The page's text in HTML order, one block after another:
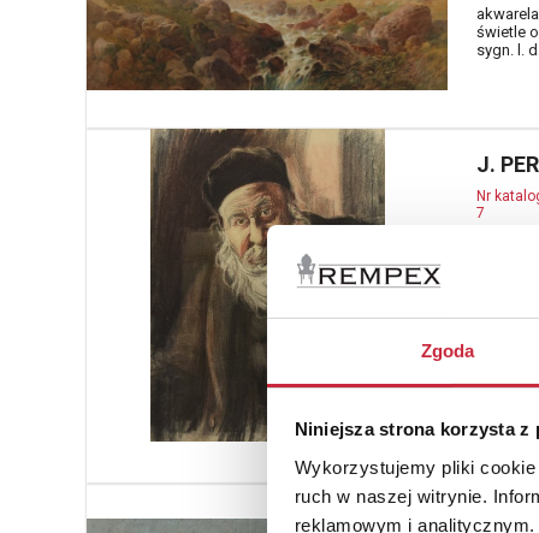
Zgoda
Niniejsza strona korzysta z
Wykorzystujemy pliki
ruch w naszej witrynie.
reklamowym i
świetle
sygn. l.
J.
Nr
7
oprawy);